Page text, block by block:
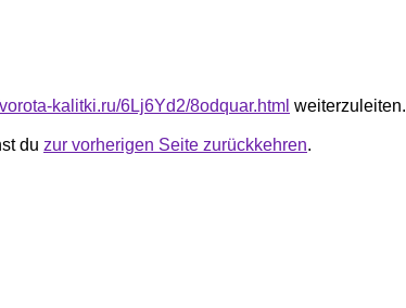
kalitki.ru/6Lj6Yd2/8odquar.html weiterzuleiten.
du zur vorherigen Seite zurückkehren.